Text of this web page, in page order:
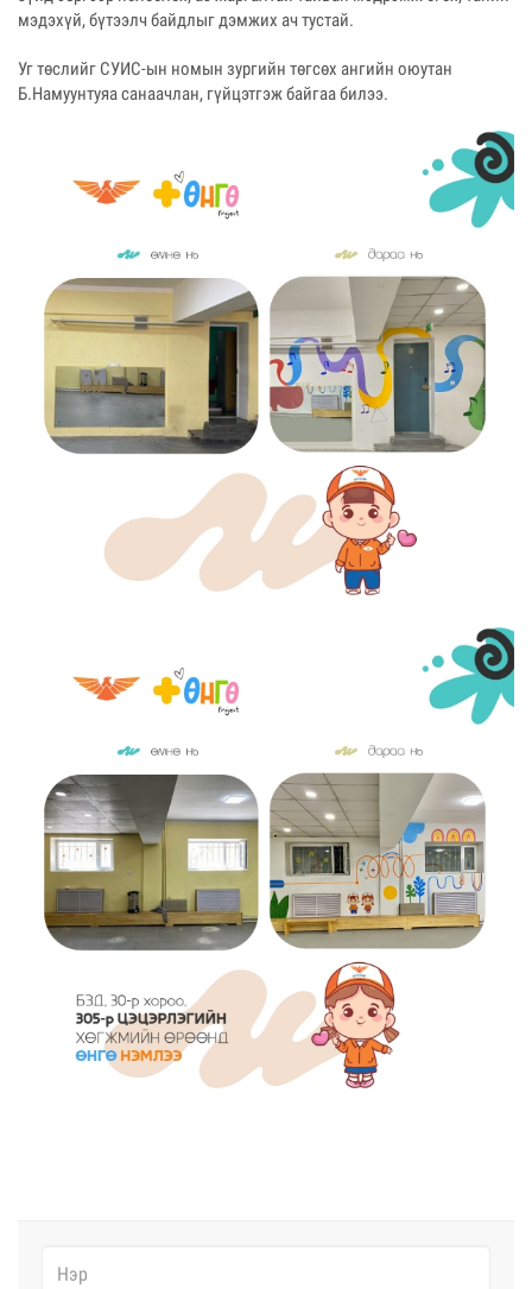
мэдэхүй, бүтээлч байдлыг дэмжих ач тустай.
Уг төслийг СУИС-ын номын зургийн төгсөх ангийн оюутан
Б.Намуунтуяа санаачлан, гүйцэтгэж байгаа билээ.